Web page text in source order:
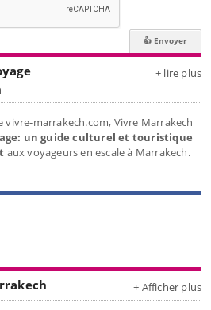
+ lire plus
vivre-marrakech.com, Vivre Marrakech
un guide culturel et touristique
aux voyageurs en escale à Marrakech.
+ Afficher plus